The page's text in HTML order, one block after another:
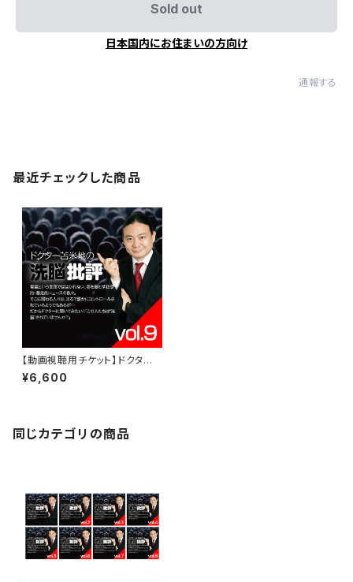
Sold out
日本国内にお住まいの方向け
通報する
最近チェックした商品
【動画視聴用チケット】ドクター
苫米地の洗脳批評vol.9
¥6,600
同じカテゴリの商品